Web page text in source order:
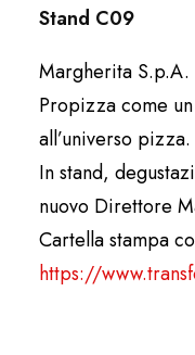
Stand C09
Margherita
Propizza come
all’universo pizza.
In stand,
nuovo Direttore
Cartella stampa
https://